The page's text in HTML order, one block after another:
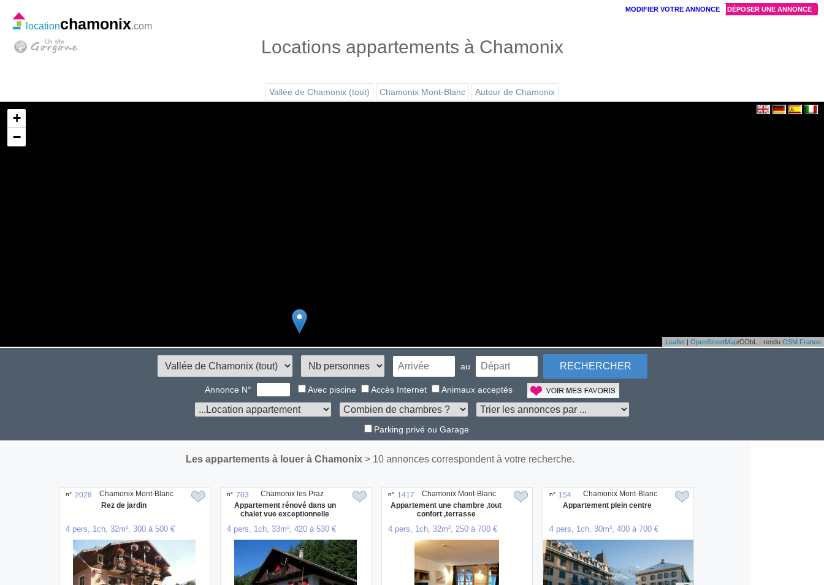
Locations appartements à Chamonix
Vallée de Chamonix (tout) Chamonix Mont-Blanc Autour de Chamonix
locationchamonix.com
+
−
Leaflet | OpenStreetMap/ODbL - rendu OSM France
au
Annonce N° Avec piscine Accès Internet Animaux acceptés
Parking privé ou Garage
Les appartements à louer à Chamonix > 10 annonces correspondent à votre recherche.
n° 2028
Rez de jardin
4 pers, 1ch, 32m², 300 à 500 €
Chamonix Mont-Blanc n° 703
Appartement rénové dans un
chalet vue exceptionnelle
4 pers, 1ch, 33m², 420 à 530 €
Chamonix les Praz n° 1417
Appartement une chambre ,tout
confort ,terrasse
4 pers, 1ch, 32m², 250 à 700 €
Chamonix Mont-Blanc n° 154
Appartement plein centre
4 pers, 1ch, 30m², 400 à 700 €
Chamonix Mont-Blanc
DÉPOSER UNE ANNONCE
MODIFIER VOTRE ANNONCE